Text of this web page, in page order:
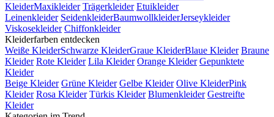
KleiderMaxikleider Trägerkleider Etuikleider
Leinenkleider SeidenkleiderBaumwollkleiderJerseykleider
Viskosekleider Chiffonkleider
Kleiderfarben entdecken
Weiße KleiderSchwarze KleiderGraue KleiderBlaue Kleider Braune
Kleider Rote Kleider Lila Kleider Orange Kleider Gepunktete
Kleider
Beige Kleider Grüne Kleider Gelbe Kleider Olive KleiderPink
Kleider Rosa Kleider Türkis Kleider Blumenkleider Gestreifte
Kleider